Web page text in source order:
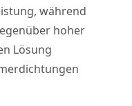
während
hoher
Lösung